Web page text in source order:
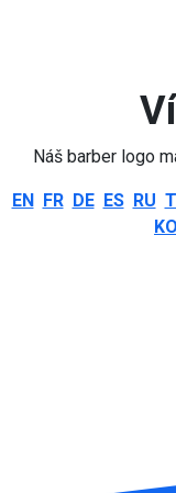
Náš barber logo
EN FR DE ES RU
KO